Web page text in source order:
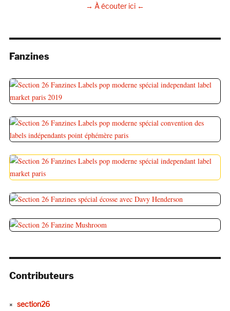
→ À écouter ici ←
Fanzines
Contributeurs
section26